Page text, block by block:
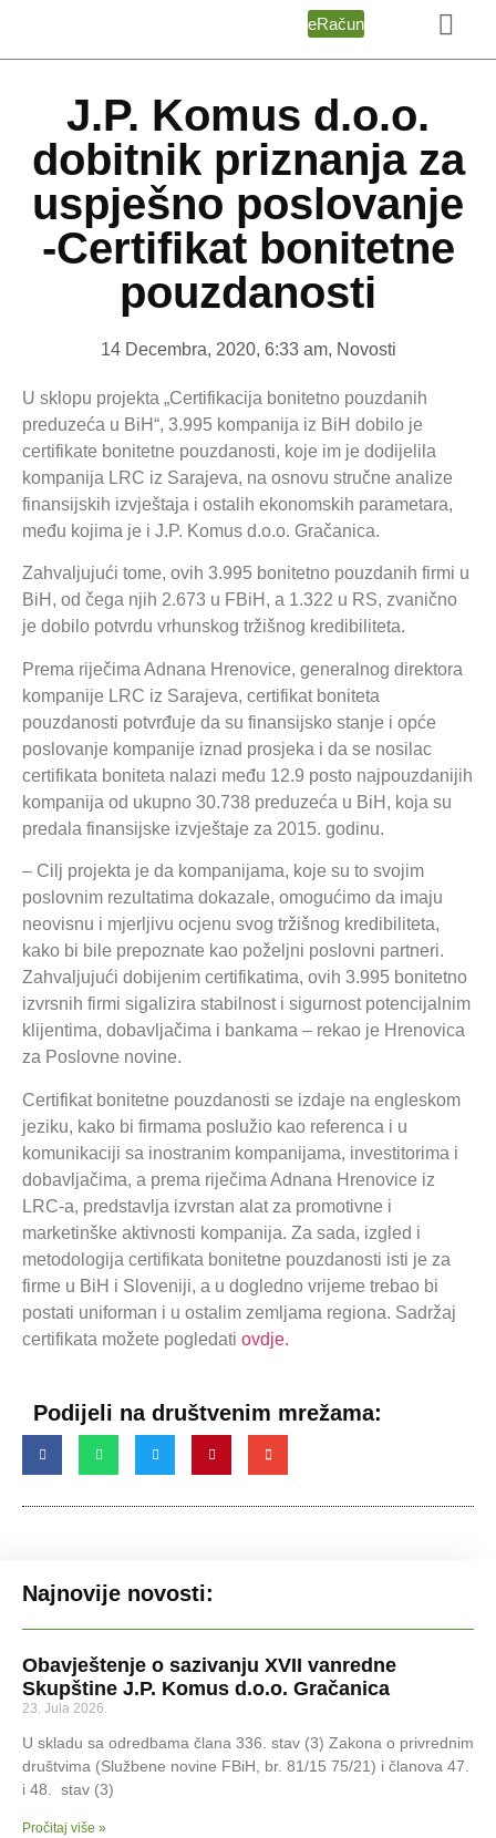
eRačun
J.P. Komus d.o.o.
dobitnik priznanja za
uspješno poslovanje
-Certifikat bonitetne
pouzdanosti
14 Decembra, 2020, 6:33 am, Novosti
U sklopu projekta „Certifikacija bonitetno pouzdanih
preduzeća u BiH“, 3.995 kompanija iz BiH dobilo je
certifikate bonitetne pouzdanosti, koje im je dodijelila
kompanija LRC iz Sarajeva, na osnovu stručne analize
finansijskih izvještaja i ostalih ekonomskih parametara,
među kojima je i J.P. Komus d.o.o. Gračanica.
Zahvaljujući tome, ovih 3.995 bonitetno pouzdanih firmi u
BiH, od čega njih 2.673 u FBiH, a 1.322 u RS, zvanično
je dobilo potvrdu vrhunskog tržišnog kredibiliteta.
Prema riječima Adnana Hrenovice, generalnog direktora
kompanije LRC iz Sarajeva, certifikat boniteta
pouzdanosti potvrđuje da su finansijsko stanje i opće
poslovanje kompanije iznad prosjeka i da se nosilac
certifikata boniteta nalazi među 12.9 posto najpouzdanijih
kompanija od ukupno 30.738 preduzeća u BiH, koja su
predala finansijske izvještaje za 2015. godinu.
– Cilj projekta je da kompanijama, koje su to svojim
poslovnim rezultatima dokazale, omogućimo da imaju
neovisnu i mjerljivu ocjenu svog tržišnog kredibiliteta,
kako bi bile prepoznate kao poželjni poslovni partneri.
Zahvaljujući dobijenim certifikatima, ovih 3.995 bonitetno
izvrsnih firmi sigalizira stabilnost i sigurnost potencijalnim
klijentima, dobavljačima i bankama – rekao je Hrenovica
za Poslovne novine.
Certifikat bonitetne pouzdanosti se izdaje na engleskom
jeziku, kako bi firmama poslužio kao referenca i u
komunikaciji sa inostranim kompanijama, investitorima i
dobavljačima, a prema riječima Adnana Hrenovice iz
LRC-a, predstavlja izvrstan alat za promotivne i
marketinške aktivnosti kompanija. Za sada, izgled i
metodologija certifikata bonitetne pouzdanosti isti je za
firme u BiH i Sloveniji, a u dogledno vrijeme trebao bi
postati uniforman i u ostalim zemljama regiona. Sadržaj
certifikata možete pogledati ovdje.
Podijeli na društvenim mrežama:
Najnovije novosti:
Obavještenje o sazivanju XVII vanredne
Skupštine J.P. Komus d.o.o. Gračanica
23. Jula 2026.
U skladu sa odredbama člana 336. stav (3) Zakona o privrednim
društvima (Službene novine FBiH, br. 81/15 75/21) i članova 47.
i 48. stav (3)
Pročitaj više »